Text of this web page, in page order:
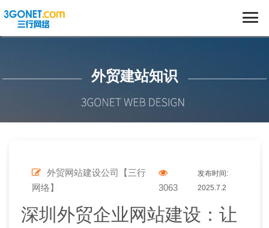
外贸建站知识
外贸网站建设公司【三行
网络】
3063
发布时间:
2025.7.2
深圳外贸企业网站建设：让